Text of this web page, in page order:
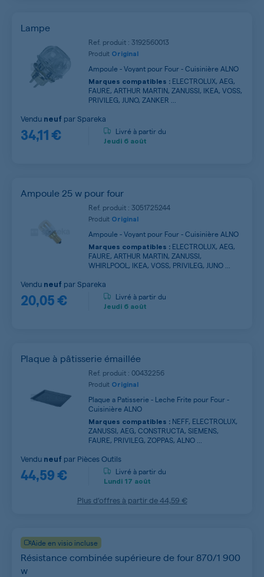
Lampe
Ref. produit : 3192560013
Produit Original
Ampoule - Voyant pour Four - Cuisinière ALNO
Marques compatibles : ELECTROLUX, AEG,
FAURE, ARTHUR MARTIN, ZANUSSI, IKEA, VOSS,
PRIVILEG, JUNO, ZANKER ...
34,11 €
Vendu neuf parSpareka
Livré à partir du
Jeudi 6 août
Ampoule 25 w pour four
Ref. produit : 3051725244
Produit Original
Ampoule - Voyant pour Four - Cuisinière ALNO
Marques compatibles : ELECTROLUX, AEG,
FAURE, ARTHUR MARTIN, ZANUSSI,
WHIRLPOOL, IKEA, VOSS, PRIVILEG, JUNO ...
20,05 €
Vendu neuf parSpareka
Livré à partir du
Jeudi 6 août
Plaque à pâtisserie émaillée
Ref. produit : 00432256
Produit Original
Plaque a Patisserie - Leche Frite pour Four -
Cuisinière ALNO
Marques compatibles : NEFF, ELECTROLUX,
ZANUSSI, AEG, CONSTRUCTA, SIEMENS,
FAURE, PRIVILEG, ZOPPAS, ALNO ...
44,59 €
Vendu neuf par Pièces Outils
Livré à partir du
Lundi 17 août
Plus d’offres à partir de44,59 €
Aide en visio incluse
Résistance combinée supérieure de four 870/1 900
w